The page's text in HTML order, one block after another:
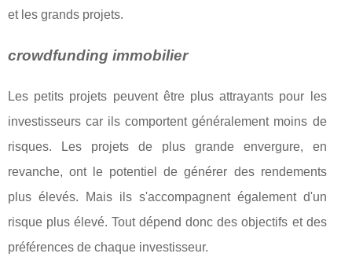
et les grands projets.
crowdfunding immobilier
Les petits projets peuvent être plus attrayants pour les
investisseurs car ils comportent généralement moins de
risques. Les projets de plus grande envergure, en
revanche, ont le potentiel de générer des rendements
plus élevés. Mais ils s'accompagnent également d'un
risque plus élevé. Tout dépend donc des objectifs et des
préférences de chaque investisseur.